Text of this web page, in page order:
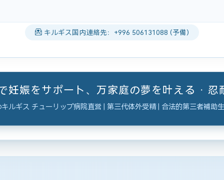
キルギス国内連絡先：+996 506131088 (予備)
妊娠をサポート、万家庭の夢を叶える · 忍
キルギス チューリップ病院直営 | 第三代体外受精 | 合法的第三者補助